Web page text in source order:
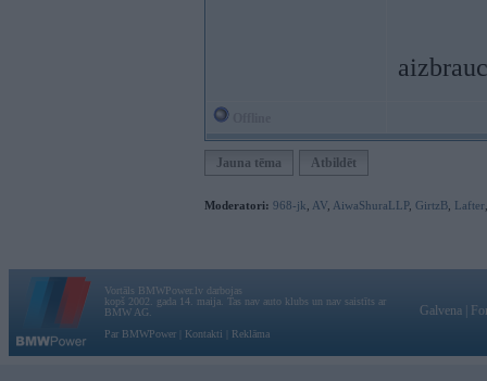
Jauna tēma Atbildēt
Moderatori: 968-jk AV AiwaShuraLLP, GirtzB Lafter
Vortāls BMWPower.lv darbojas
kopš 2002. gada 14. maija. Tas nav auto klubs un nav saistīts ar
BMW AG.
Par BMWPower
Kontakti Reklāma
Galvena